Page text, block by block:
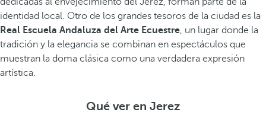
identidad local. Otro de los grandes tesoros de la ciudad es la
Real Escuela Andaluza del Arte Ecuestre, un lugar donde la
tradición y la elegancia se combinan en espectáculos que
muestran la doma clásica como una verdadera expresión
artística.
Qué ver en Jerez